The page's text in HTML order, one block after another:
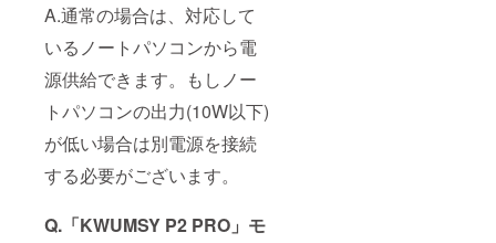
A.通常の場合は、対応して
いるノートパソコンから電
源供給できます。もしノー
トパソコンの出力(10W以下)
が低い場合は別電源を接続
する必要がございます。
Q.「KWUMSY P2 PRO」モ